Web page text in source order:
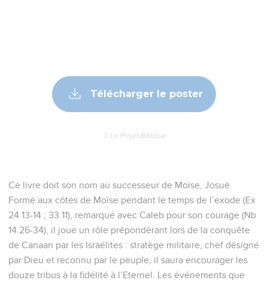
Télécharger le poster
© Le Projet Biblique
Ce livre doit son nom au successeur de Moïse, Josué.
Formé aux côtés de Moïse pendant le temps de l’exode (Ex
24.13-14 ; 33.11), remarqué avec Caleb pour son courage (Nb
14.26-34), il joue un rôle prépondérant lors de la conquête
de Canaan par les Israélites : stratège militaire, chef désigné
par Dieu et reconnu par le peuple, il saura encourager les
douze tribus à la fidélité à l’Eternel. Les événements que